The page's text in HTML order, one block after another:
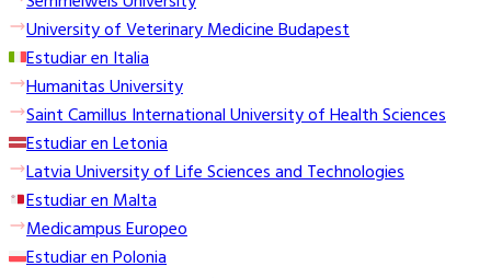
University of Veterinary Medicine Budapest
Estudiar en Italia
Humanitas University
Saint Camillus International University of Health Sciences
Estudiar en Letonia
Latvia University of Life Sciences and Technologies
Estudiar en Malta
Medicampus Europeo
Estudiar en Polonia